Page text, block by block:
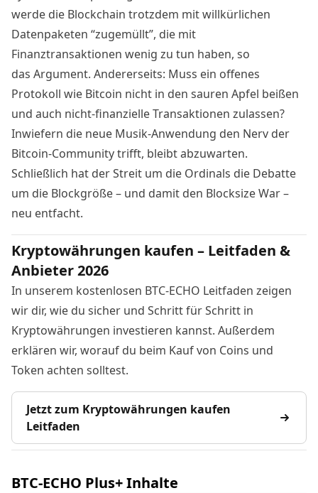
werde die Blockchain trotzdem mit willkürlichen
Datenpaketen “zugemüllt”, die mit
Finanztransaktionen wenig zu tun haben, so
das Argument. Andererseits: Muss ein offenes
Protokoll wie Bitcoin nicht in den sauren Apfel beißen
und auch nicht-finanzielle Transaktionen zulassen?
Inwiefern die neue Musik-Anwendung den Nerv der
Bitcoin-Community trifft, bleibt abzuwarten.
Schließlich hat der Streit um die Ordinals die Debatte
um die Blockgröße – und damit den Blocksize War–
neu entfacht.
Kryptowährungen kaufen – Leitfaden &
Anbieter 2026
In unserem kostenlosen BTC-ECHO Leitfaden zeigen
wir dir, wie du sicher und Schritt für Schritt in
Kryptowährungen investieren kannst. Außerdem
erklären wir, worauf du beim Kauf von Coins und
Token achten solltest.
Jetzt zum Kryptowährungen kaufen
Leitfaden
BTC-ECHO Plus+ Inhalte